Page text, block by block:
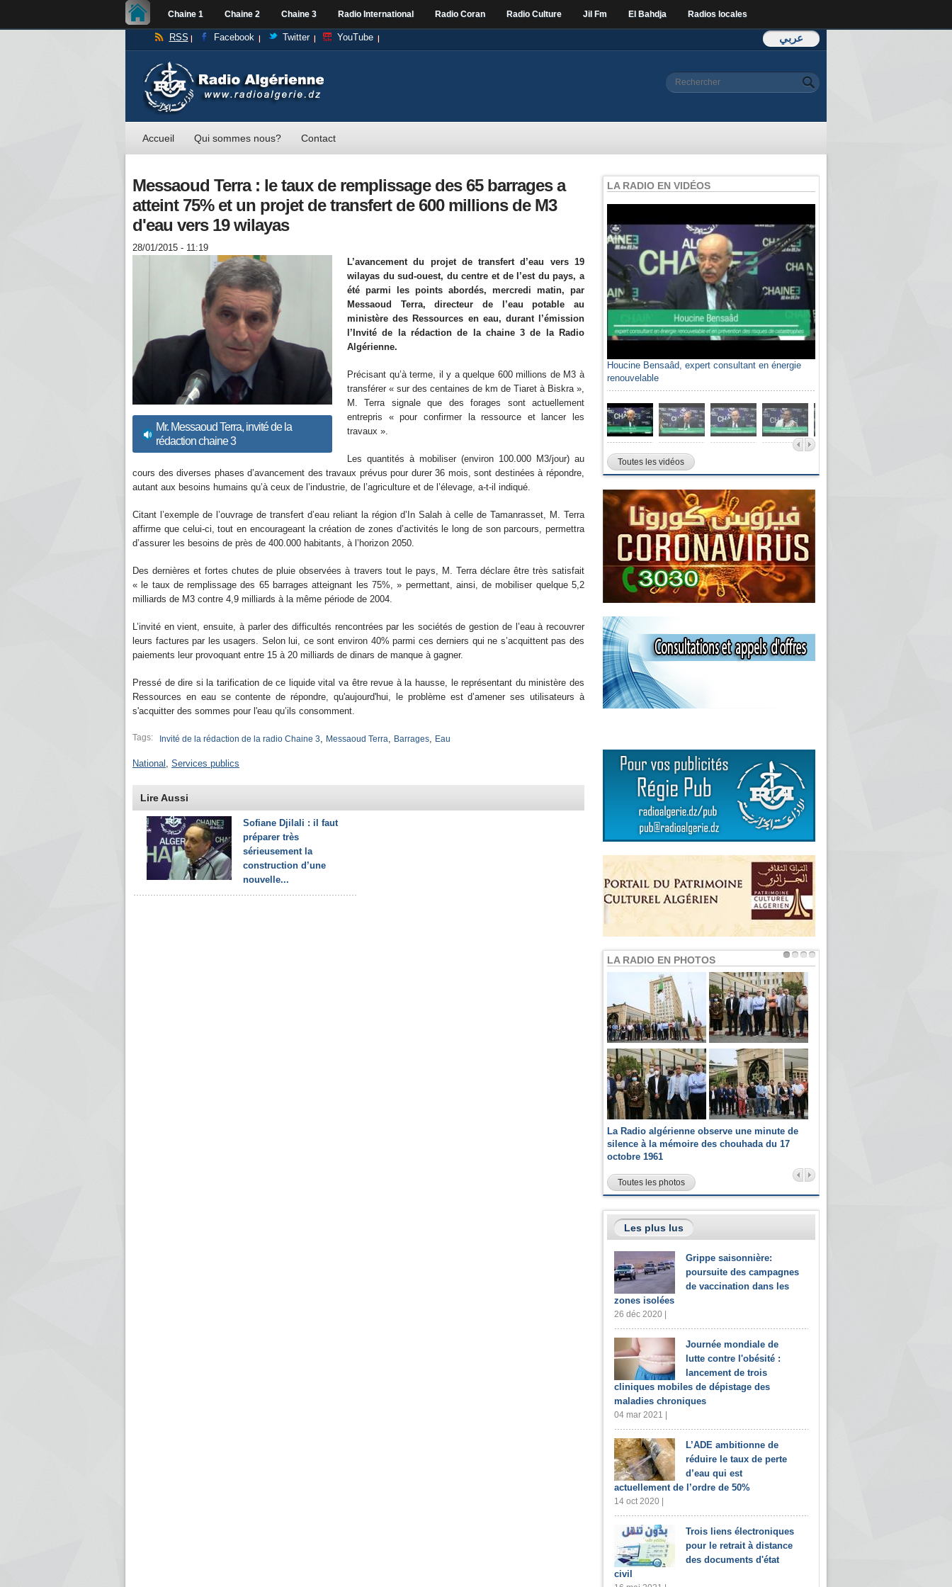
Chaine 1 Chaine 2 Chaine 3 Radio International Radio Coran Radio Culture Jil Fm El Bahdja Radios locales
عربي RSS Facebook Twitter YouTube
Formulaire de
Rechercher
Accueil Qui sommes nous? Contact
Messaoud Terra : le taux de remplissage des 65 barrages a
atteint 75% et un projet de transfert de 600 millions de M3
d'eau vers 19 wilayas
28/01/2015 - 11:19
Mr. Messaoud Terra, invité de la
rédaction chaine 3
L’avancement du projet de transfert d’eau vers 19
wilayas du sud-ouest, du centre et de l’est du pays, a
été parmi les points abordés, mercredi matin, par
Messaoud Terra, directeur de l’eau potable au
ministère des Ressources en eau, durant l’émission
l’Invité de la rédaction de la chaine 3 de la Radio
Algérienne.
Précisant qu’à terme, il y a quelque 600 millions de M3 à
transférer « sur des centaines de km de Tiaret à Biskra »,
M. Terra signale que des forages sont actuellement
entrepris « pour confirmer la ressource et lancer les
travaux ».
Les quantités à mobiliser (environ 100.000 M3/jour) au
cours des diverses phases d’avancement des travaux prévus pour durer 36 mois, sont destinées à répondre,
autant aux besoins humains qu’à ceux de l’industrie, de l’agriculture et de l’élevage, a-t-il indiqué.
Citant l’exemple de l’ouvrage de transfert d’eau reliant la région d’In Salah à celle de Tamanrasset, M. Terra
affirme que celui-ci, tout en encourageant la création de zones d’activités le long de son parcours, permettra
d’assurer les besoins de près de 400.000 habitants, à l’horizon 2050.
Des dernières et fortes chutes de pluie observées à travers tout le pays, M. Terra déclare être très satisfait
« le taux de remplissage des 65 barrages atteignant les 75%, » permettant, ainsi, de mobiliser quelque 5,2
milliards de M3 contre 4,9 milliards à la même période de 2004.
L’invité en vient, ensuite, à parler des difficultés rencontrées par les sociétés de gestion de l’eau à recouvrer
leurs factures par les usagers. Selon lui, ce sont environ 40% parmi ces derniers qui ne s’acquittent pas des
paiements leur provoquant entre 15 à 20 milliards de dinars de manque à gagner.
Pressé de dire si la tarification de ce liquide vital va être revue à la hausse, le représentant du ministère des
Ressources en eau se contente de répondre, qu'aujourd'hui, le problème est d’amener ses utilisateurs à
s'acquitter des sommes pour l'eau qu’ils consomment.
Tags: Invité de la rédaction de la radio Chaine 3, Messaoud Terra, Barrages, Eau
National , Services publics
Lire Aussi
Sofiane Djilali : il faut
préparer très
sérieusement la
construction d’une
nouvelle...
LA RADIO EN VIDÉOS
Houcine Bensaâd, expert consultant en énergie
renouvelable
Toutes les vidéos
LA RADIO EN PHOTOS
La Radio algérienne observe une minute de
silence à la mémoire des chouhada du 17
octobre 1961
Toutes les photos
Les plus lus
Grippe saisonnière:
poursuite des campagnes
de vaccination dans les
zones isolées
26 déc 2020 |
Journée mondiale de
lutte contre l'obésité :
lancement de trois
cliniques mobiles de dépistage des
maladies chroniques
04 mar 2021 |
L’ADE ambitionne de
réduire le taux de perte
d’eau qui est
actuellement de l’ordre de 50%
14 oct 2020 |
Trois liens électroniques
pour le retrait à distance
des documents d'état
civil